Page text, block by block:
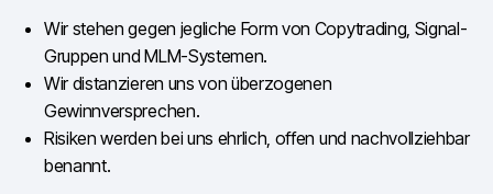
Wir stehen gegen jegliche Form von Copytrading, Signal-
Gruppen und MLM-Systemen.
Wir distanzieren uns von überzogenen
Gewinnversprechen.
Risiken werden bei uns ehrlich, offen und nachvollziehbar
benannt.